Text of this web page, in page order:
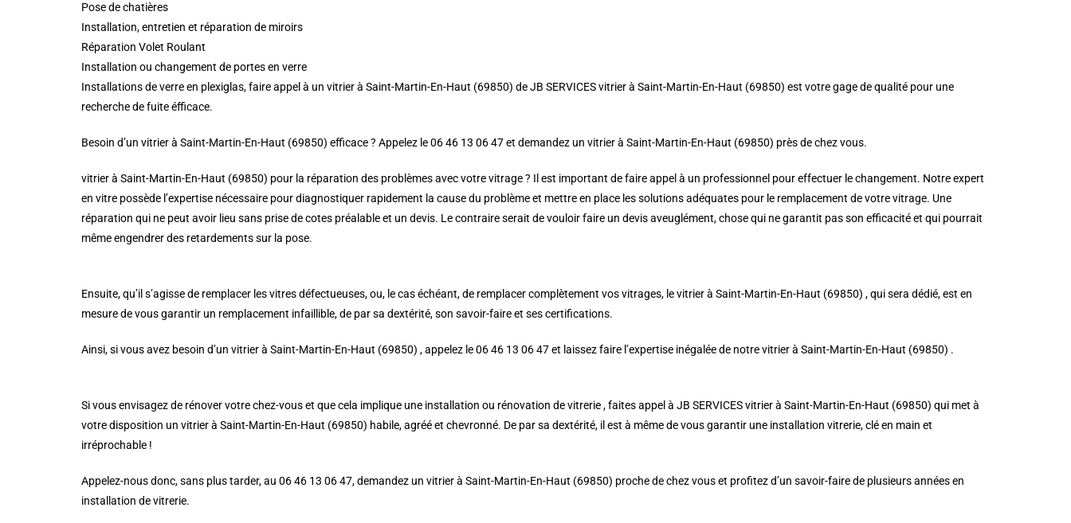
Pose de chatières
Installation, entretien et réparation de miroirs
Réparation Volet Roulant
Installation ou changement de portes en verre
Installations de verre en plexiglas, faire appel à un vitrier à Saint-Martin-En-Haut (69850) de JB SERVICES vitrier à Saint-Martin-En-Haut (69850) est votre gage de qualité pour une
recherche de fuite éfficace.
Besoin d’un vitrier à Saint-Martin-En-Haut (69850) efficace ? Appelez le 06 46 13 06 47 et demandez un vitrier à Saint-Martin-En-Haut (69850) près de chez vous.
vitrier à Saint-Martin-En-Haut (69850) pour la réparation des problèmes avec votre vitrage ? Il est important de faire appel à un professionnel pour effectuer le changement. Notre expert
en vitre possède l’expertise nécessaire pour diagnostiquer rapidement la cause du problème et mettre en place les solutions adéquates pour le remplacement de votre vitrage. Une
réparation qui ne peut avoir lieu sans prise de cotes préalable et un devis. Le contraire serait de vouloir faire un devis aveuglément, chose qui ne garantit pas son efficacité et qui pourrait
même engendrer des retardements sur la pose.
Ensuite, qu’il s’agisse de remplacer les vitres défectueuses, ou, le cas échéant, de remplacer complètement vos vitrages, le vitrier à Saint-Martin-En-Haut (69850) , qui sera dédié, est en
mesure de vous garantir un remplacement infaillible, de par sa dextérité, son savoir-faire et ses certifications.
Ainsi, si vous avez besoin d’un vitrier à Saint-Martin-En-Haut (69850) , appelez le 06 46 13 06 47 et laissez faire l’expertise inégalée de notre vitrier à Saint-Martin-En-Haut (69850) .
Si vous envisagez de rénover votre chez-vous et que cela implique une installation ou rénovation de vitrerie , faites appel à JB SERVICES vitrier à Saint-Martin-En-Haut (69850) qui met à
votre disposition un vitrier à Saint-Martin-En-Haut (69850) habile, agréé et chevronné. De par sa dextérité, il est à même de vous garantir une installation vitrerie, clé en main et
irréprochable !
Appelez-nous donc, sans plus tarder, au 06 46 13 06 47, demandez un vitrier à Saint-Martin-En-Haut (69850) proche de chez vous et profitez d’un savoir-faire de plusieurs années en
installation de vitrerie.